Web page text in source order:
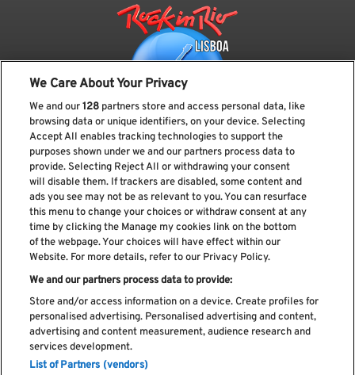
Subscreve a nossa newsletter
Li e aceito os Política de privacidade
Livro de Reclamações
Livro de Elogios
Política de cookies
We Care About Your Privacy
We and our128 partners store and access personal data, like
browsing data or unique identifiers, on your device. Selecting
Accept All enables tracking technologies to support the
purposes shown under we and our partners process data to
provide. Selecting Reject All or withdrawing your consent
will disable them. If trackers are disabled, some content and
ads you see may not be as relevant to you. You can resurface
this menu to change your choices or withdraw consent at any
time by clicking the Manage my cookies link on the bottom
of the webpage. Your choices will have effect within our
Website. For more details, refer to our Privacy Policy.
We and our partners process data to provide:
Store and/or access information on a device. Create profiles for
personalised advertising. Personalised advertising and content,
advertising and content measurement, audience research and
services development.
List of Partners (vendors)